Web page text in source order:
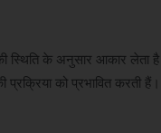
स्थिति के अनुसार आकार लेता है।
को प्रभावित करती हैं।